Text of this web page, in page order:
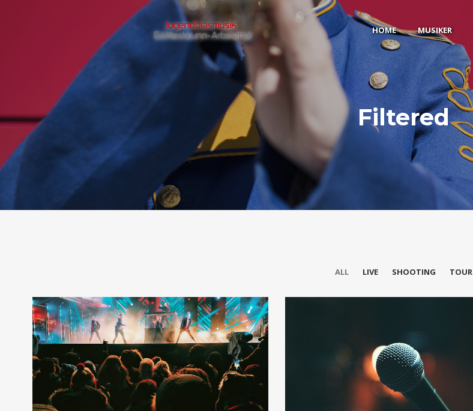
HOME MUSIKER
Filtered
ALL LIVE SHOOTING TOUR
Other Grid
12 photos — Live
Shooting
12 photos Live